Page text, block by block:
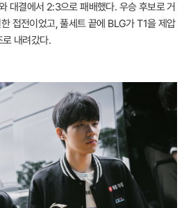
대결에서 2:3으로 패배했다. 우승 후보로 거
접전이었고, 풀세트 끝에 BLG가 T1을 제압
내려갔다.